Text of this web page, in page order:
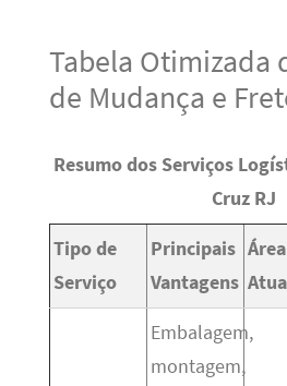
Tabela Otimizada
de Mudança e
Resumo dos Serviços Logísticos em Oswaldo
Cruz RJ
Tipo de
Serviço
Principais
Vantagens
Embalagem,
montagem,